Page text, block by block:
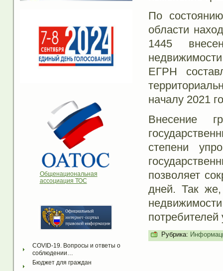
Общенациональная
ассоциация ТОС
COVID-19. Вопросы и ответы о
соблюдении…
Бюджет для граждан
По
области
1445
ЕГРН
началу 2021
Внесение
степени
позволяет
дней. Так же,
потребителей
Рубрика: